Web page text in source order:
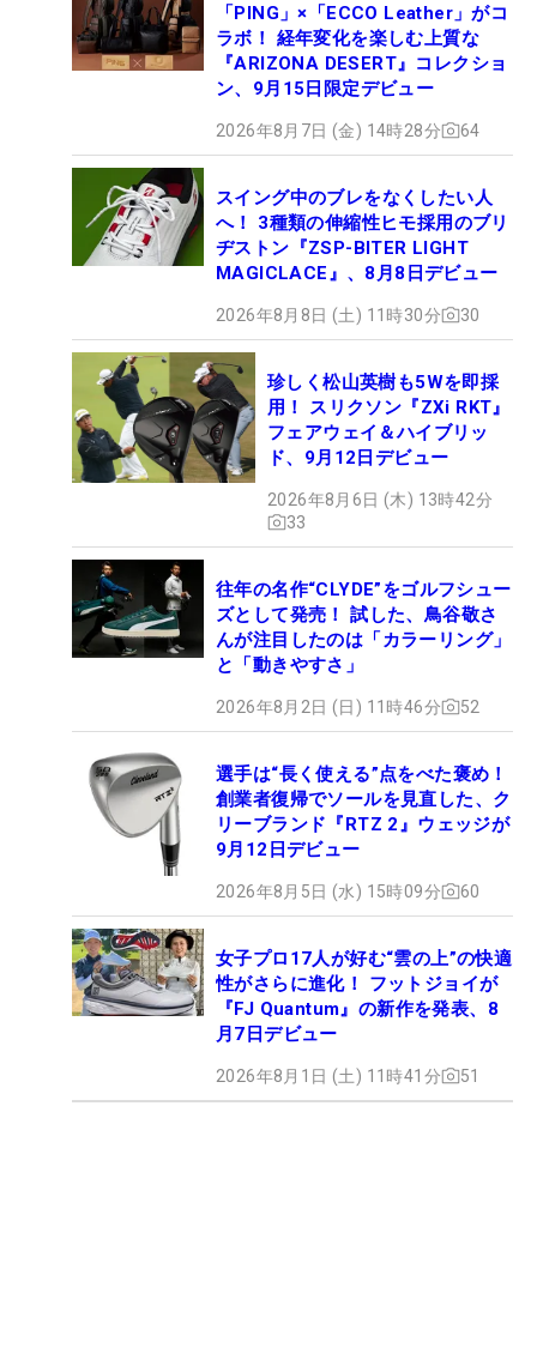
「PING」×「ECCO Leather」がコ
ラボ！ 経年変化を楽しむ上質な
『ARIZONA DESERT』コレクショ
ン、9月15日限定デビュー
2026年8月7日 (金) 14時28分 64
スイング中のブレをなくしたい人
へ！ 3種類の伸縮性ヒモ採用のブリ
ヂストン『ZSP-BITER LIGHT
MAGICLACE』、8月8日デビュー
2026年8月8日 (土) 11時30分 30
珍しく松山英樹も5Wを即採
用！ スリクソン『ZXi RKT』
フェアウェイ＆ハイブリッ
ド、9月12日デビュー
2026年8月6日 (木) 13時42分
33
往年の名作“CLYDE”をゴルフシュー
ズとして発売！ 試した、鳥谷敬さ
んが注目したのは「カラーリング」
と「動きやすさ」
2026年8月2日 (日) 11時46分 52
選手は“長く使える”点をべた褒め！
創業者復帰でソールを見直した、ク
リーブランド『RTZ 2』ウェッジが
9月12日デビュー
2026年8月5日 (水) 15時09分 60
女子プロ17人が好む“雲の上”の快適
性がさらに進化！ フットジョイが
『FJ Quantum』の新作を発表、8
月7日デビュー
2026年8月1日 (土) 11時41分 51